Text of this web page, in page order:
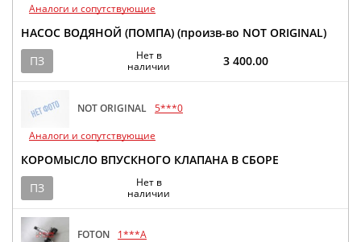
Аналоги и сопутствующие
НАСОС ВОДЯНОЙ (ПОМПА) (произв-во NOT ORIGINAL)
ПЗ
Нет в
наличии
3 400.00
NOT ORIGINAL 5***0
Аналоги и сопутствующие
КОРОМЫСЛО ВПУСКНОГО КЛАПАНА В СБОРЕ
ПЗ
Нет в
наличии
FOTON
1***A